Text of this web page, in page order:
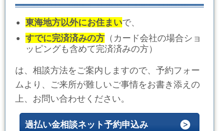
東海地方以外にお住まいで、
すでに完済済みの方 （カード会社の場合ショ
ッピングも含めて完済済みの方）
は、相談方法をご案内しますので、予約フォー
ムより、ご来所が難しいご事情をお書き添えの
上、お問い合わせください。
過払い金相談ネット予約申込み